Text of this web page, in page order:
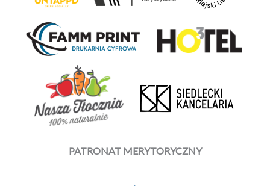
PATRONAT MERYTORYCZNY